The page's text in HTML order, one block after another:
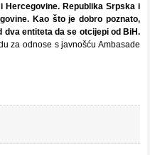
Republika Srpska i
Kao što je dobro poznato,
entiteta da se otcijepi od BiH.
za odnose s javnošću Ambasade